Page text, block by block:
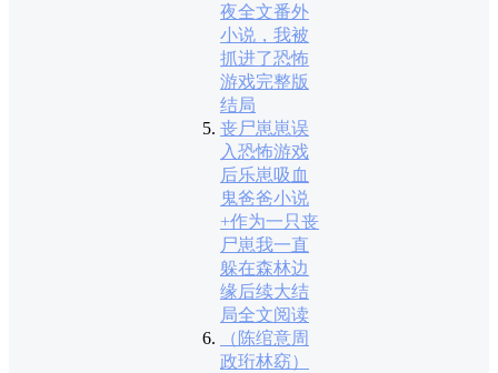
夜全文番外
小说，我被
抓进了恐怖
游戏完整版
结局
丧尸崽崽误
入恐怖游戏
后乐崽吸血
鬼爸爸小说
+作为一只丧
尸崽我一直
躲在森林边
缘后续大结
局全文阅读
（陈绾意周
政珩林窈）